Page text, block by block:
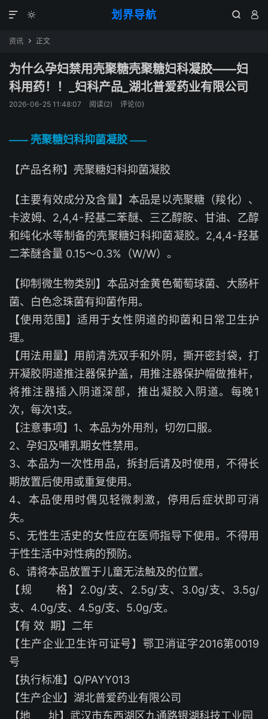
划界导航
  

资讯  正文
为什么孕妇禁用壳聚糖壳聚糖妇科凝胶——妇
科用药！！_妇科产品_湖北普爱药业有限公司
2026-06-25 11:48:07 阅读(2) 评论(0)
—— 壳聚糖妇科抑菌凝胶 ——
【产品名称】壳聚糖妇科抑菌凝胶
【主要有效成分及含量】本品是以壳聚糖（羧化）、
卡波姆、2,4,4-羟基二苯醚、三乙醇胺、甘油、乙醇
和纯化水等制备的壳聚糖妇科抑菌凝胶。2,4,4-羟基
二苯醚含量 0.15～0.3%（W/W）。
【抑制微生物类别】本品对金黄色葡萄球菌、大肠杆
菌、白色念珠菌有抑菌作用。
【使用范围】适用于女性阴道的抑菌和日常卫生护
理。
【用法用量】用前清洗双手和外阴，撕开密封袋，打
开凝胶阴道推注器保护盖，用推注器保护帽做推杆，
将推注器插入阴道深部，推出凝胶入阴道。每晚1
次，每次1支。
【注意事项】 1、本品为外用剂，切勿口服。
2、孕妇及哺乳期女性禁用。
3、本品为一次性用品，拆封后请及时使用，不得长
期放置后使用或重复使用。
4、本品使用时偶见轻微刺激，停用后症状即可消
失。
5、无性生活史的女性应在医师指导下使用。不得用
于性生活中对性病的预防。
6、请将本品放置于儿童无法触及的位置。
【规 格】2.0g/支、2.5g/支、3.0g/支、3.5g/
支、4.0g/支、4.5g/支、5.0g/支。
【有 效 期】二年
【生产企业卫生许可证号】鄂卫消证字2016第0019
号
【执行标准】Q/PAYY013
【生产企业】湖北普爱药业有限公司
【地 址】武汉市东西湖区九通路银湖科技工业园